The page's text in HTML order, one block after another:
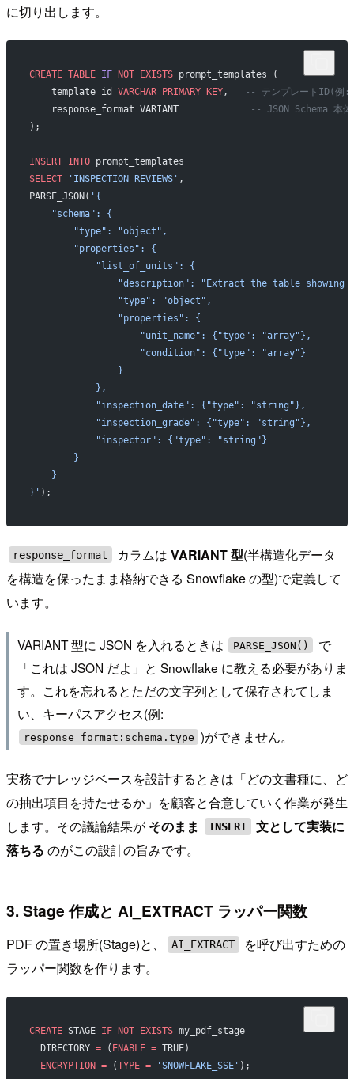
に切り出します。
CREATE TABLE IF NOT EXISTS prompt_templates (
    template_id
VARCHAR PRIMARY KEY,
-- テンプレートID(例:
    response_format VARIANT
-- JSON Schema 本体
);
INSERT INTO prompt_templates
SELECT 'INSPECTION_REVIEWS' ,
PARSE_JSON( '{
    "schema": {
        "type": "object",
        "properties": {
            "list_of_units": {
"description": "Extract the table showing
                "type": "object",
                "properties": {
                    "unit_name": {"type": "array"},
                    "condition": {"type": "array"}
                }
            },
            "inspection_date": {"type": "string"},
            "inspection_grade": {"type": "string"},
            "inspector": {"type": "string"}
        }
    }
}' );
response_format カラムはVARIANT 型(半構造化データ
を構造を保ったまま格納できる Snowflake の型)で定義して
います。
VARIANT 型に JSON を入れるときは PARSE_JSON()
で
「これは JSON だよ」と Snowflake に教える必要がありま
す。これを忘れるとただの文字列として保存されてしま
い、キーパスアクセス(例:
response_format:schema.type )ができません。
実務でナレッジベースを設計するときは「どの文書種に、ど
の抽出項目を持たせるか」を顧客と合意していく作業が発生
します。その議論結果が そのまま INSERT
文として実装に
落ちる のがこの設計の旨みです。
3. Stage 作成と AI_EXTRACT ラッパー関数
PDF の置き場所(Stage)と、 AI_EXTRACT
を呼び出すための
ラッパー関数を作ります。
CREATE STAGE IF NOT EXISTS my_pdf_stage
  DIRECTORY
= ( ENABLE = TRUE)
  ENCRYPTION
= (TYPE = 'SNOWFLAKE_SSE' );